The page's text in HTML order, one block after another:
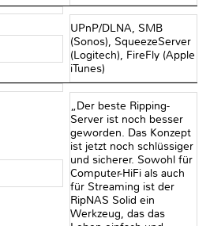
UPnP/DLNA, SMB
(Sonos), SqueezeServer
(Logitech), FireFly (Apple
iTunes)
„Der beste Ripping-
Server ist noch besser
geworden. Das Konzept
ist jetzt noch schlüssiger
und sicherer. Sowohl für
Computer-HiFi als auch
für Streaming ist der
RipNAS Solid ein
Werkzeug, das das